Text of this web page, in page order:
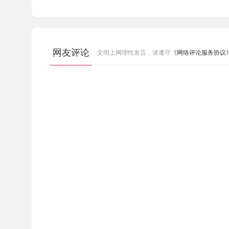
网友评论 文明上网理性发言，请遵守 《网络评论服务协议》